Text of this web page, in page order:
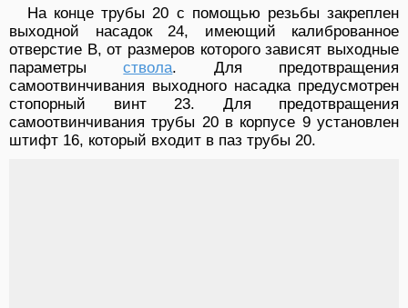
На конце трубы 20 с помощью резьбы закреплен
выходной насадок 24, имеющий калиброванное
отверстие В, от размеров которого зависят выходные
параметрыствола. Для предотвращения
самоотвинчивания выходного насадка предусмотрен
стопорный винт 23. Для предотвращения
самоотвинчивания трубы 20 в корпусе 9 установлен
штифт 16, который входит в паз трубы 20.